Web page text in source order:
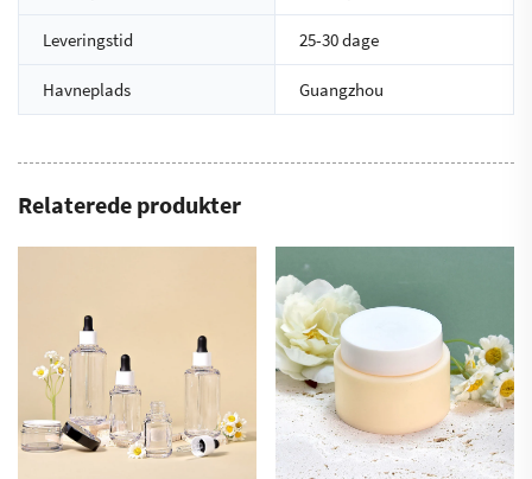
Leveringstid 25-30 dage
Havneplads Guangzhou
Relaterede produkter